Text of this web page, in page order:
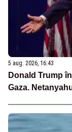
5 aug. 2026, 16:43
Donald Trump
Gaza.